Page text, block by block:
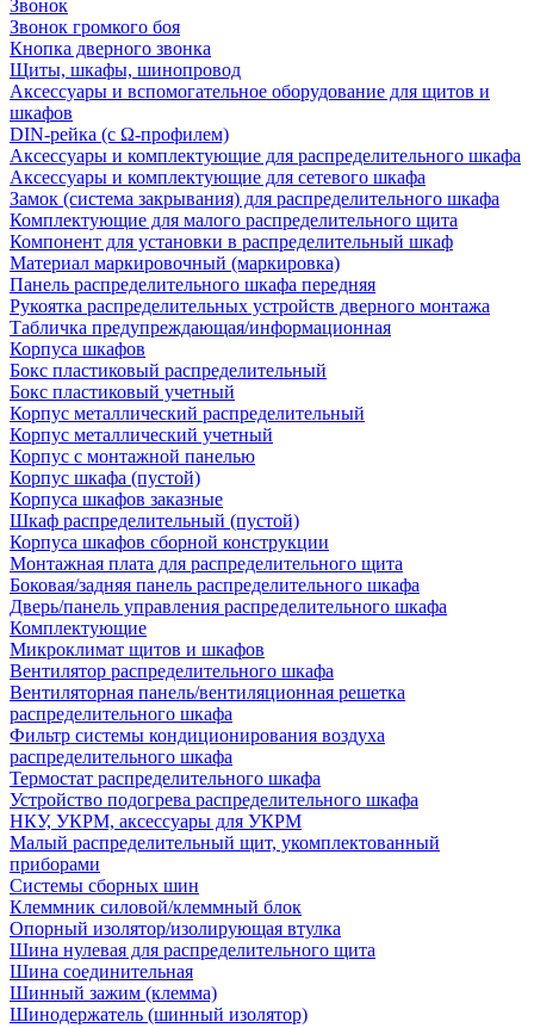
Звонок
Звонок громкого боя
Кнопка дверного звонка
Щиты, шкафы, шинопровод
Аксессуары и вспомогательное оборудование для щитов и
шкафов
DIN-рейка (с Ω-профилем)
Аксессуары и комплектующие для распределительного шкафа
Аксессуары и комплектующие для сетевого шкафа
Замок (система закрывания) для распределительного шкафа
Комплектующие для малого распределительного щита
Компонент для установки в распределительный шкаф
Материал маркировочный (маркировка)
Панель распределительного шкафа передняя
Рукоятка распределительных устройств дверного монтажа
Табличка предупреждающая/информационная
Корпуса шкафов
Бокс пластиковый распределительный
Бокс пластиковый учетный
Корпус металлический распределительный
Корпус металлический учетный
Корпус с монтажной панелью
Корпус шкафа (пустой)
Корпуса шкафов заказные
Шкаф распределительный (пустой)
Корпуса шкафов сборной конструкции
Монтажная плата для распределительного щита
Боковая/задняя панель распределительного шкафа
Дверь/панель управления распределительного шкафа
Комплектующие
Микроклимат щитов и шкафов
Вентилятор распределительного шкафа
Вентиляторная панель/вентиляционная решетка
распределительного шкафа
Фильтр системы кондиционирования воздуха
распределительного шкафа
Термостат распределительного шкафа
Устройство подогрева распределительного шкафа
НКУ, УКРМ, аксессуары для УКРМ
Малый распределительный щит, укомплектованный
приборами
Системы сборных шин
Клеммник силовой/клеммный блок
Опорный изолятор/изолирующая втулка
Шина нулевая для распределительного щита
Шина соединительная
Шинный зажим (клемма)
Шинодержатель (шинный изолятор)